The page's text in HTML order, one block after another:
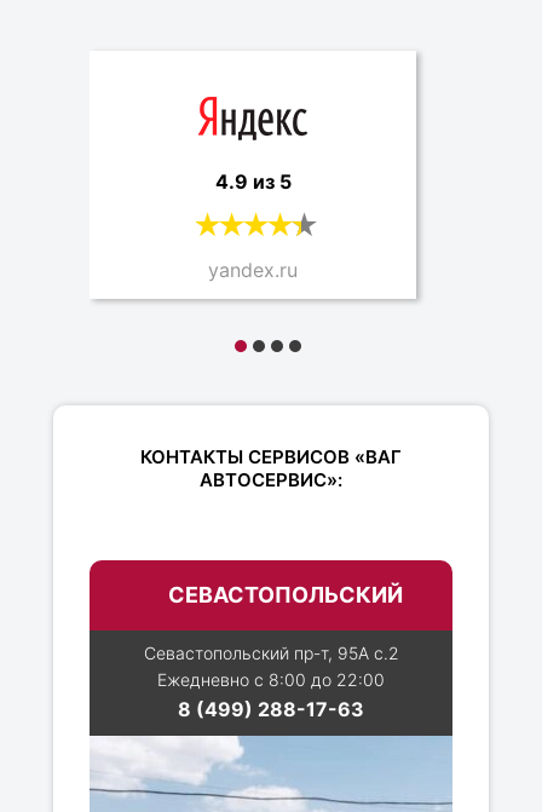
4.9 из 5
yandex.ru
КОНТАКТЫ СЕРВИСОВ «ВАГ
АВТОСЕРВИС»:
СЕВАСТОПОЛЬСКИЙ
Севастопольский пр-т, 95А с.2
Ежедневно с 8:00 до 22:00
8 (499) 288-17-63